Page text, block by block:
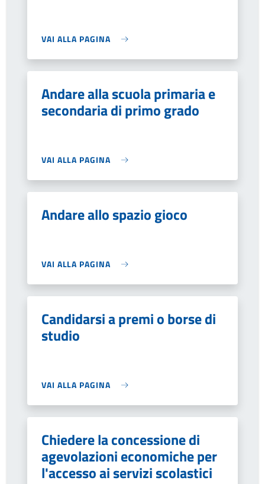
VAI ALLA PAGINA
Andare alla scuola primaria e
secondaria di primo grado
VAI ALLA PAGINA
Andare allo spazio gioco
VAI ALLA PAGINA
Candidarsi a premi o borse di
studio
VAI ALLA PAGINA
Chiedere la concessione di
agevolazioni economiche per
l'accesso ai servizi scolastici